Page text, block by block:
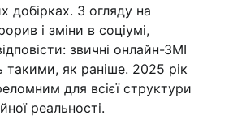
добірках. З огляду на
і зміни в соціумі,
звичні онлайн-ЗМІ
такими, як раніше. 2025 рік
для всієї структури
реальності.